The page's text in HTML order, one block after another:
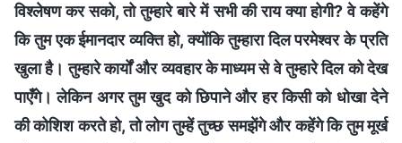
विश्लेषण कर सको, तो तुम्हारे बारे में सभी की राय क्या होगी? वे कहेंगे
कि तुम एक ईमानदार व्यक्ति हो, क्योंकि तुम्हारा दिल परमेश्वर के प्रति
खुला है। तुम्हारे कार्यों और व्यवहार के माध्यम से वे तुम्हारे दिल को देख
पाएँगे। लेकिन अगर तुम खुद को छिपाने और हर किसी को धोखा देने
की कोशिश करते हो, तो लोग तुम्हें तुच्छ समझेंगे और कहेंगे कि तुम मूर्ख